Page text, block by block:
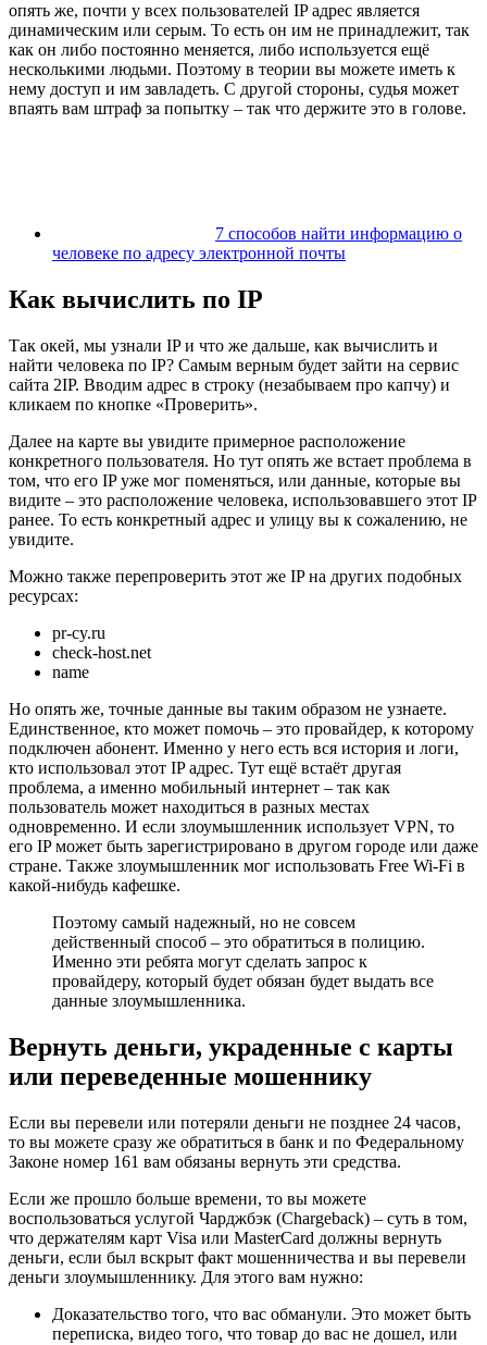
опять же, почти у всех пользователей IP адрес является
динамическим или серым. То есть он им не принадлежит, так
как он либо постоянно меняется, либо используется ещё
несколькими людьми. Поэтому в теории вы можете иметь к
нему доступ и им завладеть. С другой стороны, судья может
впаять вам штраф за попытку – так что держите это в голове.
7 способов найти информацию о
человеке по адресу электронной почты
Как вычислить по IP
Так окей, мы узнали IP и что же дальше, как вычислить и
найти человека по IP? Самым верным будет зайти на сервис
сайта 2IP. Вводим адрес в строку (незабываем про капчу) и
кликаем по кнопке «Проверить».
Далее на карте вы увидите примерное расположение
конкретного пользователя. Но тут опять же встает проблема в
том, что его IP уже мог поменяться, или данные, которые вы
видите – это расположение человека, использовавшего этот IP
ранее. То есть конкретный адрес и улицу вы к сожалению, не
увидите.
Можно также перепроверить этот же IP на других подобных
ресурсах:
pr-cy.ru
check-host.net
name
Но опять же, точные данные вы таким образом не узнаете.
Единственное, кто может помочь – это провайдер, к которому
подключен абонент. Именно у него есть вся история и логи,
кто использовал этот IP адрес. Тут ещё встаёт другая
проблема, а именно мобильный интернет – так как
пользователь может находиться в разных местах
одновременно. И если злоумышленник использует VPN, то
его IP может быть зарегистрировано в другом городе или даже
стране. Также злоумышленник мог использовать Free Wi-Fi в
какой-нибудь кафешке.
Поэтому самый надежный, но не совсем
действенный способ – это обратиться в полицию.
Именно эти ребята могут сделать запрос к
провайдеру, который будет обязан будет выдать все
данные злоумышленника.
Вернуть деньги, украденные с карты
или переведенные мошеннику
Если вы перевели или потеряли деньги не позднее 24 часов,
то вы можете сразу же обратиться в банк и по Федеральному
Законе номер 161 вам обязаны вернуть эти средства.
Если же прошло больше времени, то вы можете
воспользоваться услугой Чарджбэк (Chargeback) – суть в том,
что держателям карт Visa или MasterCard должны вернуть
деньги, если был вскрыт факт мошенничества и вы перевели
деньги злоумышленнику. Для этого вам нужно:
Доказательство того, что вас обманули. Это может быть
переписка, видео того, что товар до вас не дошел, или